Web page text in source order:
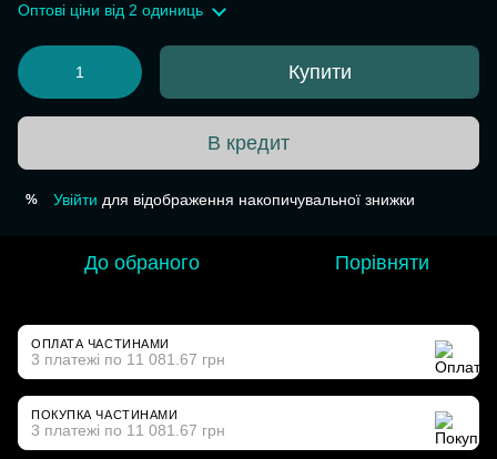
Оптові ціни від 2 одиниць
Купити
В кредит
% Увійти для відображення накопичувальної знижки
До обраного Порівняти
ОПЛАТА ЧАСТИНАМИ
3 платежі по 11 081.67 грн
ПОКУПКА ЧАСТИНАМИ
3 платежі по 11 081.67 грн